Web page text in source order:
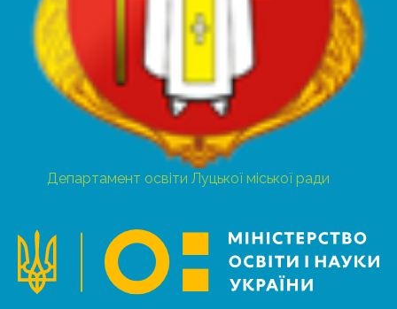
Департамент освіти Луцької міської ради